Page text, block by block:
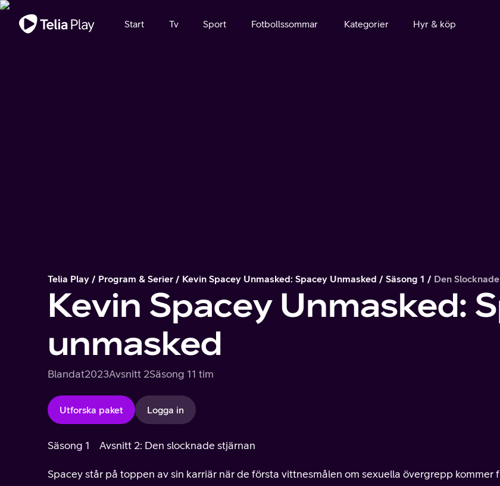
Viktigt meddelande
Start Tv Sport Fotbollssommar Kategorier Hyr & köp
Telia Play Program & Serier Kevin Spacey Unmasked: Spacey Unmasked Säsong 1 Den
Kevin Spacey Unmasked:
unmasked
Blandat2023Avsnitt 2Säsong 11 tim
Utforska paket Logga in
Säsong 1 Avsnitt 2: Den slocknade stjärnan
Spacey står på toppen av sin karriär när de första vittnesmålen om sexuella övergrepp kommer